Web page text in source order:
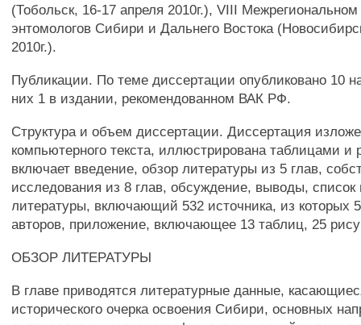
(Тобольск, 16-17 апреля 2010г.), VIII
энтомологов Сибири и Дальнего Востока
2010г.).
Публикации. По теме диссертации опубликовано 10
них 1 в издании, рекомендованном ВАК РФ.
Структура и объем диссертации. Диссертация
компьютерного текста, иллюстрирована таблицами и
включает введение, обзор литературы из 5 глав,
исследования из 8 глав, обсуждение, выводы, список
литературы, включающий 532 источника, из которых
авторов, приложение, включающее 13 таблиц, 25
ОБЗОР ЛИТЕРАТУРЫ
В главе приводятся литературные данные,
исторического очерка освоения Сибири, основных